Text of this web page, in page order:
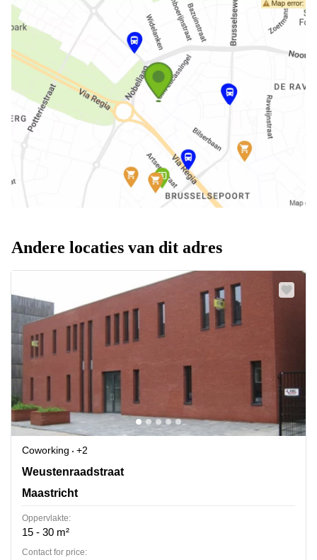
Andere locaties van dit adres
Coworking
+2
Weustenraadstraat 5, Maastricht
Weustenraadstraat
Maastricht
Oppervlakte:
15 - 30 m²
Contact for price: